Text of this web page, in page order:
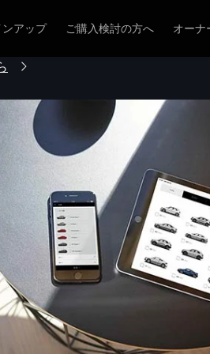
ンアップ ご購入検討の方へ オーナ